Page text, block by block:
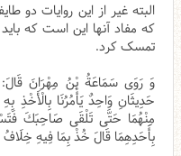
البته غیر از این روایات دو
که مفاد آنها این است که
تمسک کرد.
وَ رَوَى سَمَاعَةُ بْنُ مِهْرَانَ‏
حَدِيثَانِ وَاحِدٌ يَأْمُرُنَا بِالْأَخْذِ
مِنْهُمَا حَتَّى تَلْقَى صَاحِبَكَ
بِأَحَدِهِمَا قَالَ خُذْ بِمَا فِيهِ خِلَافُ